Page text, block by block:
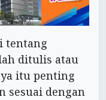
tentang
ditulis atau
itu penting
sesuai dengan